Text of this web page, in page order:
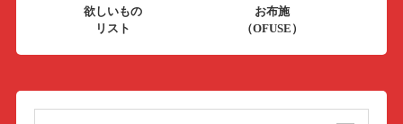
欲しいもの
リスト
お布施
（OFUSE）